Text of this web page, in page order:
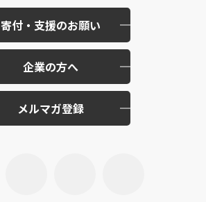
寄付・支援のお願い
企業の方へ
メルマガ登録